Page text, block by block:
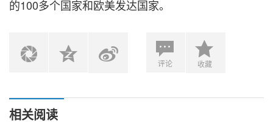
的100多个国家和欧美发达国家。
评论 收藏
相关阅读